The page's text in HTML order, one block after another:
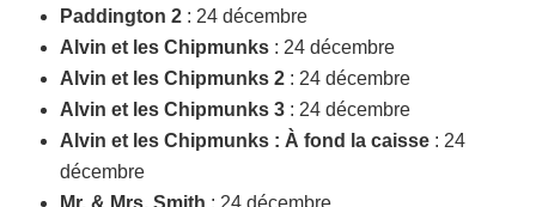
Paddington 2 : 24 décembre
Alvin et les Chipmunks : 24 décembre
Alvin et les Chipmunks 2 : 24 décembre
Alvin et les Chipmunks 3 : 24 décembre
Alvin et les Chipmunks : À fond la caisse : 24
décembre
Mr. & Mrs. Smith : 24 décembre